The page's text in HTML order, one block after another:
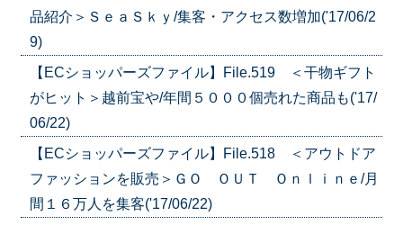
品紹介＞ＳｅａＳｋｙ/集客・アクセス数増加('17/06/2
9)
【ECショッパーズファイル】File.519 ＜干物ギフト
がヒット＞越前宝や/年間５０００個売れた商品も('17/
06/22)
【ECショッパーズファイル】File.518 ＜アウトドア
ファッションを販売＞ＧＯ ＯＵＴ Ｏｎｌｉｎｅ/月
間１６万人を集客('17/06/22)